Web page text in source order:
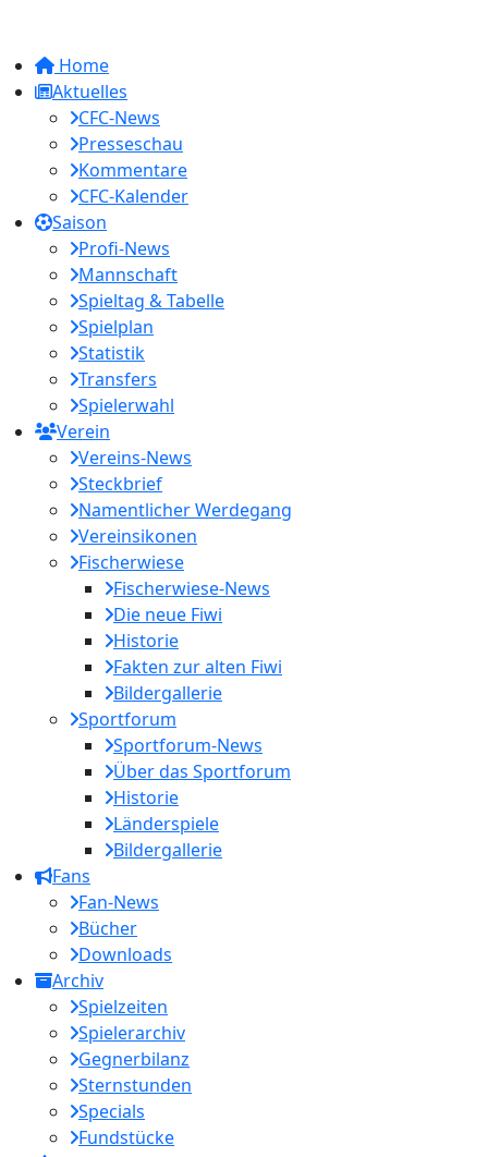
Home
Aktuelles
CFC-News
Presseschau
Kommentare
CFC-Kalender
Saison
Profi-News
Mannschaft
Spieltag & Tabelle
Spielplan
Statistik
Transfers
Spielerwahl
Verein
Vereins-News
Steckbrief
Namentlicher Werdegang
Vereinsikonen
Fischerwiese
Fischerwiese-News
Die neue Fiwi
Historie
Fakten zur alten Fiwi
Bildergallerie
Sportforum
Sportforum-News
Über das Sportforum
Historie
Länderspiele
Bildergallerie
Fans
Fan-News
Bücher
Downloads
Archiv
Spielzeiten
Spielerarchiv
Gegnerbilanz
Sternstunden
Specials
Fundstücke